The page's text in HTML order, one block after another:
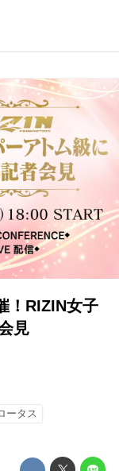
！RIZIN女子
見
ータス